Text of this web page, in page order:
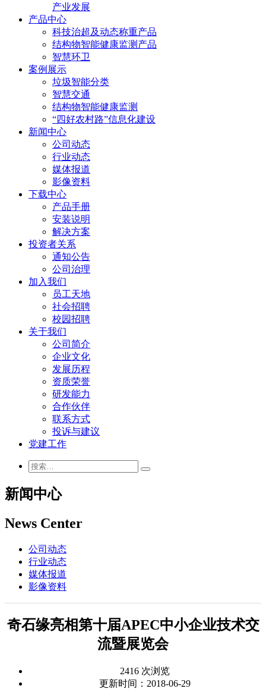
产业发展
产品中心
科技治超及动态称重产品
结构物智能健康监测产品
智慧环卫
案例展示
垃圾智能分类
智慧交通
结构物智能健康监测
“四好农村路”信息化建设
新闻中心
公司动态
行业动态
媒体报道
影像资料
下载中心
产品手册
安装说明
解决方案
投资者关系
通知公告
公司治理
加入我们
员工天地
社会招聘
校园招聘
关于我们
公司简介
企业文化
发展历程
资质荣誉
研发能力
合作伙伴
联系方式
投诉与建议
党建工作
新闻中心
News Center
公司动态
行业动态
媒体报道
影像资料
奇石缘亮相第十届APEC中小企业技术交
流暨展览会
2416 次浏览
更新时间：2018-06-29